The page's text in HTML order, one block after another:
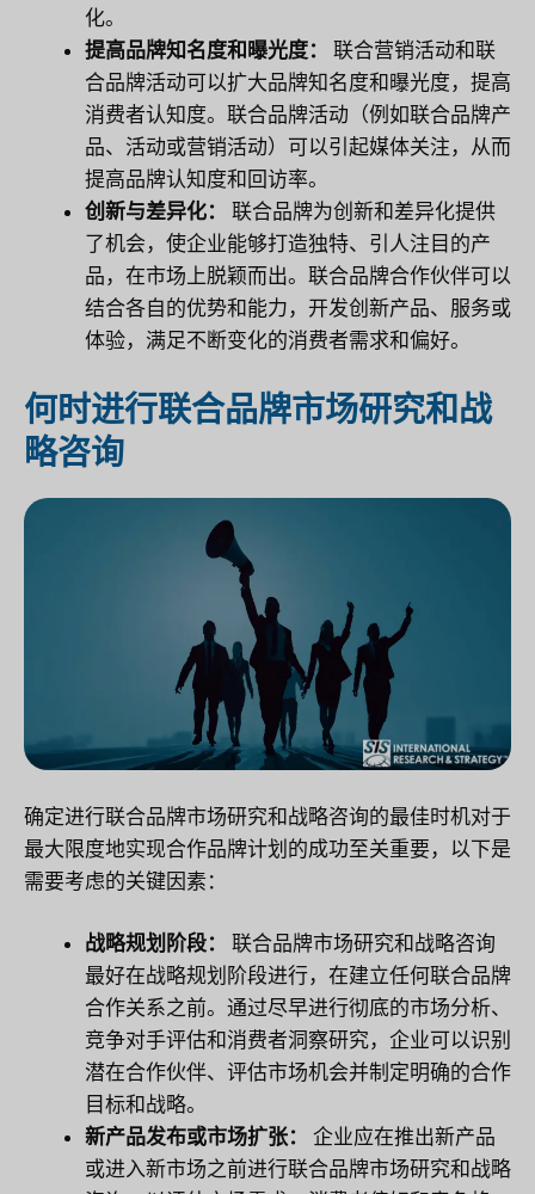
化。
提高品牌知名度和曝光度：
联合营销活动和联
合品牌活动可以扩大品牌知名度和曝光度，提高
消费者认知度。联合品牌活动（例如联合品牌产
品、活动或营销活动）可以引起媒体关注，从而
提高品牌认知度和回访率。
创新与差异化：
联合品牌为创新和差异化提供
了机会，使企业能够打造独特、引人注目的产
品，在市场上脱颖而出。联合品牌合作伙伴可以
结合各自的优势和能力，开发创新产品、服务或
体验，满足不断变化的消费者需求和偏好。
何时进行联合品牌市场研究和战
略咨询
确定进行联合品牌市场研究和战略咨询的最佳时机对于
最大限度地实现合作品牌计划的成功至关重要，以下是
需要考虑的关键因素：
战略规划阶段：
联合品牌市场研究和战略咨询
最好在战略规划阶段进行，在建立任何联合品牌
合作关系之前。通过尽早进行彻底的市场分析、
竞争对手评估和消费者洞察研究，企业可以识别
潜在合作伙伴、评估市场机会并制定明确的合作
目标和战略。
新产品发布或市场扩张：
企业应在推出新产品
或进入新市场之前进行联合品牌市场研究和战略